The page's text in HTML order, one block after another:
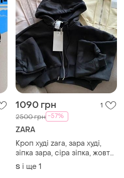
1090 грн 1
2500 грн -57%
ZARA
Кроп худі zara, зара худі,
зіпка зара, сіра зіпка, жовта
зіпка, рожева зіпка, жіноче
зіп худі, стильний худі,
S і ще 1